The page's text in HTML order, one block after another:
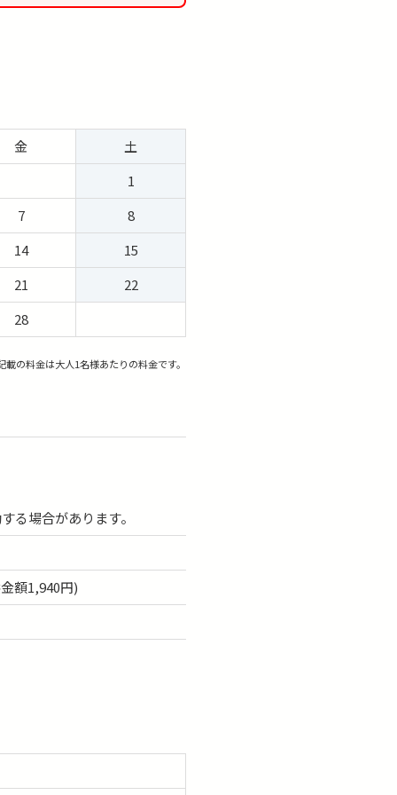
金
土
1
7
8
14
15
21
22
28
の料金は大人1名様あたりの料金です。
る場合があります。
額1,940円)